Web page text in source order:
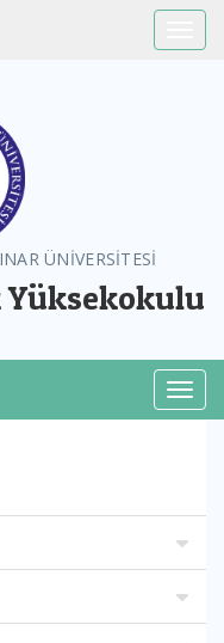
ÜNİVERSİTESİ
Yüksekokulu